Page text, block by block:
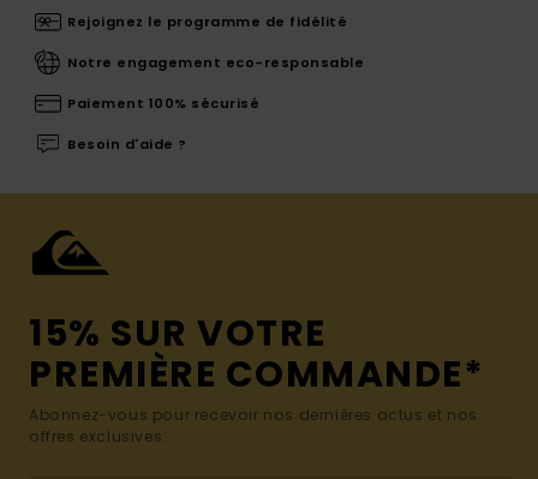
Rejoignez le programme de fidélité
Notre engagement eco-responsable
Paiement 100% sécurisé
Besoin d'aide ?
15% SUR VOTRE
PREMIÈRE COMMANDE*
Abonnez-vous pour recevoir nos dernières actus et nos
offres exclusives.